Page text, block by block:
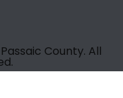
County. All